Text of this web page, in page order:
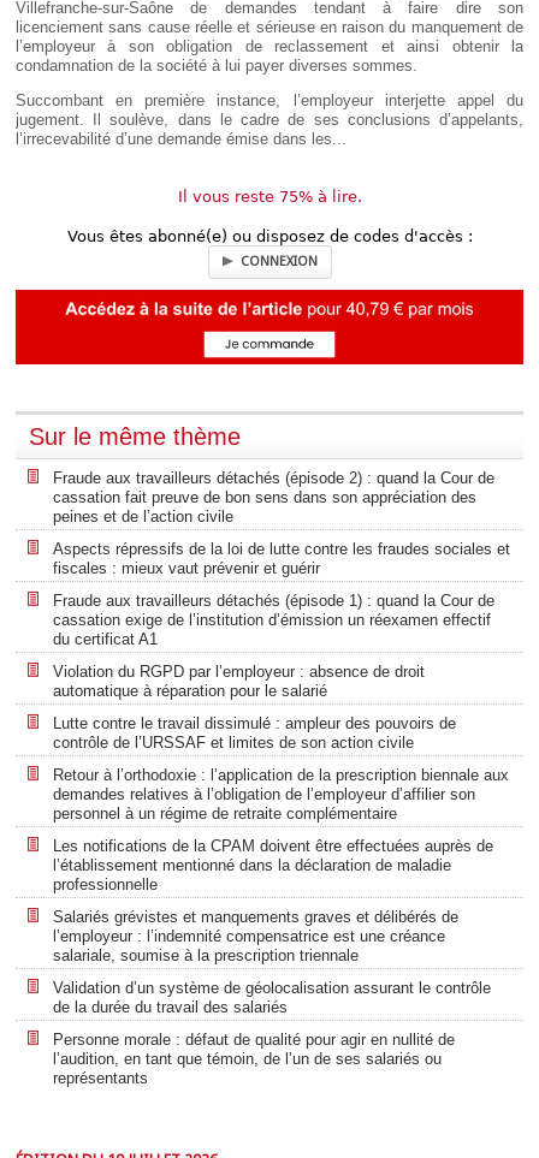
Villefranche-sur-Saône de demandes tendant à faire dire son
licenciement sans cause réelle et sérieuse en raison du manquement de
l’employeur à son obligation de reclassement et ainsi obtenir la
condamnation de la société à lui payer diverses sommes.
Succombant en première instance, l’employeur interjette appel du
jugement. Il soulève, dans le cadre de ses conclusions d’appelants,
l’irrecevabilité d’une demande émise dans les...
Il vous reste 75% à lire.
Vous êtes abonné(e) ou disposez de codes d'accès :
CONNEXION
Sur le même thème
Fraude aux travailleurs détachés (épisode 2) : quand la Cour de
cassation fait preuve de bon sens dans son appréciation des
peines et de l’action civile
Aspects répressifs de la loi de lutte contre les fraudes sociales et
fiscales : mieux vaut prévenir et guérir
Fraude aux travailleurs détachés (épisode 1) : quand la Cour de
cassation exige de l’institution d’émission un réexamen effectif
du certificat A1
Violation du RGPD par l’employeur : absence de droit
automatique à réparation pour le salarié
Lutte contre le travail dissimulé : ampleur des pouvoirs de
contrôle de l’URSSAF et limites de son action civile
Retour à l’orthodoxie : l’application de la prescription biennale aux
demandes relatives à l’obligation de l’employeur d’affilier son
personnel à un régime de retraite complémentaire
Les notifications de la CPAM doivent être effectuées auprès de
l’établissement mentionné dans la déclaration de maladie
professionnelle
Salariés grévistes et manquements graves et délibérés de
l’employeur : l’indemnité compensatrice est une créance
salariale, soumise à la prescription triennale
Validation d’un système de géolocalisation assurant le contrôle
de la durée du travail des salariés
Personne morale : défaut de qualité pour agir en nullité de
l’audition, en tant que témoin, de l’un de ses salariés ou
représentants